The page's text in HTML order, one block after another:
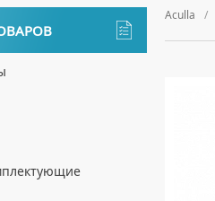
Aculla
БИДЕ
ВАННЫ